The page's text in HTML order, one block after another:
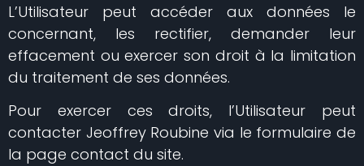
L’Utilisateur peut accéder aux données le
concernant, les rectifier, demander leur
effacement ou exercer son droit à la limitation
du traitement de ses données.
Pour exercer ces droits, l’Utilisateur peut
contacter Jeoffrey Roubine via le formulaire de
la page contact du site.